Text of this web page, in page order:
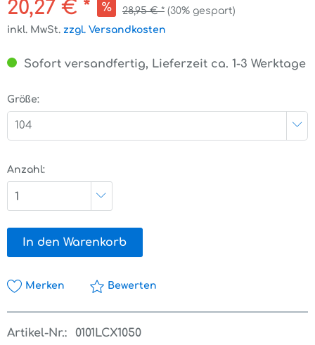
20,27 € * 28,95 € * (30% gespart)
inkl. MwSt. zzgl. Versandkosten
Sofort versandfertig, Lieferzeit ca. 1-3 Werktage
Größe:
104
Anzahl:
1
In den Warenkorb
Merken Bewerten
Artikel-Nr.: 0101LCX1050